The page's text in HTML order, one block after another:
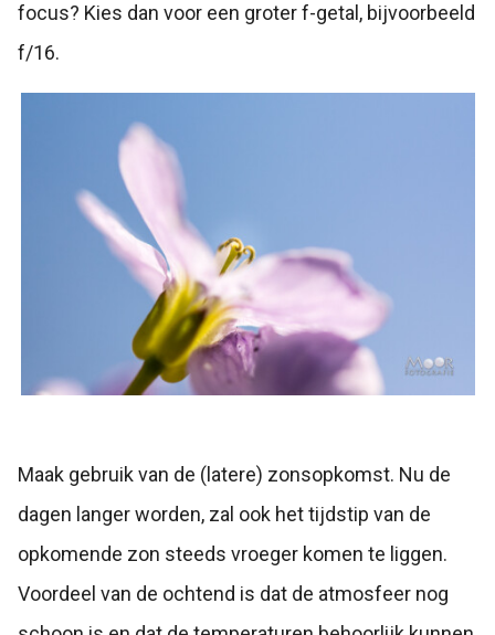
focus? Kies dan voor een groter f-getal, bijvoorbeeld
f/16.
Maak gebruik van de (latere) zonsopkomst. Nu de
dagen langer worden, zal ook het tijdstip van de
opkomende zon steeds vroeger komen te liggen.
Voordeel van de ochtend is dat de atmosfeer nog